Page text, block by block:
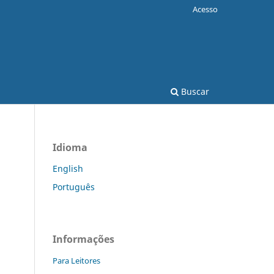
Buscar
Acesso
Idioma
English
Português
Informações
Para Leitores